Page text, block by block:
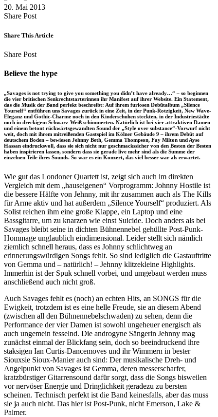
20. Mai 2013
Share PostShare
Facebook
Copy
to
Send
via
Share This Article
Share PostShare
Facebook
Copy
to
clipboard
Send
via
eMail
Believe the hype
„Savages is not trying to give you something you didn’t have already…“ – so beginnen
die vier britischen Senkrechtstarterinnen ihr Manifest auf ihrer Website. Ein Statement,
das die Musik der Band perfekt beschreibt: Auf ihrem furiosen Debütalbum „Silence
Yourself“ entführen uns Savages zurück in eine Zeit, in der Punk-Rotzigkeit, New Wave-
Eleganz und Gothic-Charme noch in den Kinderschuhen steckten, in der Industriestädte
noch in dreckigem Schwarz-Weiß schimmerten. Natürlich ist bei vier attraktiven Damen
und einem betont rückwärtsgewandten Sound der „Style over substance“-Vorwurf nicht
weit, doch mit ihrem mitreißenden Gastspiel im Kölner Gebäude 9 – ihrem Debüt auf
deutschem Boden – bewiesen Jehnny Beth, Gemma Thompson, Fay Milton und Ayse
Hassan eindrucksvoll, dass sie sich nicht nur geschmackssicher von den Besten der Besten
haben inspirieren lassen, sondern dass sie gerade live mehr sind als die Summe der
einzelnen Teile ihres Sounds. So war es ein Konzert, das viel besser war als erwartet.
Wie gut das Londoner Quartett ist, zeigt sich auch im direkten
Vergleich mit dem „hauseigenen“ Vorprogramm: Johnny Hostile ist
die bessere Hälfte von Jehnny, mit ihr zusammen auch als The Kills
für Arme aktiv und hat außerdem „Silence Yourself“ produziert. Als
Solist reichen ihm eine große Klappe, ein Laptop und eine
Bassgitarre, um zu knarzen wie einst Suicide. Doch anders als bei
Savages bleibt seine in dichten Bühnennebel gehüllte Post-Punk-
Hommage unglaublich eindimensional. Leider stellt sich nämlich
ziemlich schnell heraus, dass es Johnny schlichtweg an
erinnerungswürdigen Songs fehlt. So sind lediglich die Gastauftritte
von Gemma und – natürlich! – Jehnny klitzekleine Highlights.
Immerhin ist der Spuk schnell vorbei, und umgebaut werden muss
anschließend auch nicht groß.
Auch Savages fehlt es (noch) an echten Hits, an SONGS für die
Ewigkeit, trotzdem ist es eine helle Freude, sie an diesem Abend
(zwischen all den Bühnennebelschwaden) zu sehen, denn die
Performance der vier Damen ist sowohl ungeheuer energisch als
auch ungemein fesselnd. Die androgyne Sängerin Jehnny mag
zunächst einmal der Blickfang sein, doch so beeindruckend ihre
staksigen Ian Curtis-Dancemoves und ihr Wimmern in bester
Siouxsie Sioux-Manier auch sind: Der musikalische Dreh- und
Angelpunkt von Savages ist Gemma, deren messerscharfer,
kratzbürstiger Gitarrensound dafür sorgt, dass die Songs bisweilen
vor nervöser Energie und Dringlichkeit geradezu zu bersten
scheinen. Technisch perfekt ist die Band keinesfalls, aber das muss
sie ja auch nicht. Das hier ist Post-Punk, nicht Emerson, Lake &
Palmer.